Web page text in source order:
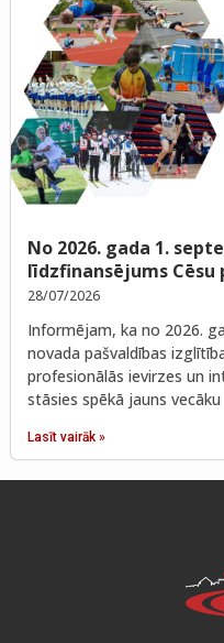
No 2026. gada 1.
līdzfinansējums
28/07/2026
Informējam, ka no 2026.
novada pašvaldības
profesionālās ievirzes un
stāsies spēkā jauns vecāku
Lasīt vairāk »